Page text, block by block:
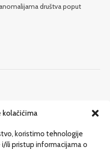
kolačićima
koristimo tehnologije
ili pristup informacijama o
društva poput